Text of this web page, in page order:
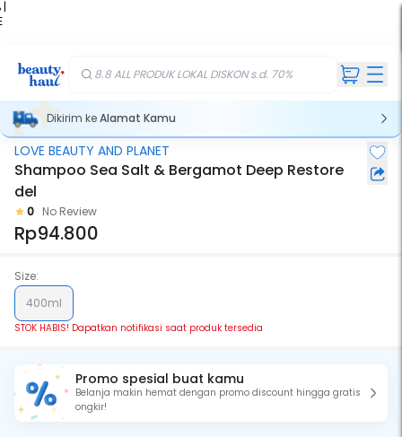
|
8.8 ALL PRODUK LOKAL DISKON s.d. 70%
Dikirim keAlamat Kamu
Stok Habis
LOVE BEAUTY AND PLANET
Shampoo Sea Salt & Bergamot Deep Restore
del
0 No Review
Rp94.800
Size:
400ml
STOK HABIS! Dapatkan notifikasi saat produk tersedia
Promo spesial buat kamu
Belanja makin hemat dengan promo discount hingga gratis
ongkir!